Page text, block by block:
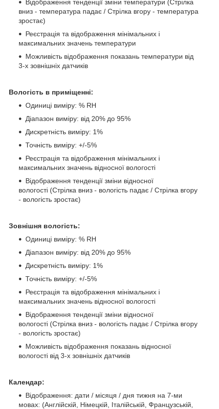
Відображення тенденції зміни температури (Стрілка
вниз - температура падає / Стрілка вгору - температура
зростає)
Реєстрація та відображення мінімальних і
максимальних значень температури
Можливість відображення показань температури від
3-х зовнішніх датчиків
Вологість в приміщенні:
Одиниці виміру: % RH
Діапазон виміру: від 20% до 95%
Дискретність виміру: 1%
Точність виміру: +/-5%
Реєстрація та відображення мінімальних і
максимальних значень відносної вологості
Відображення тенденції зміни відносної
вологості (Стрілка вниз - вологість падає / Стрілка вгору
- вологість зростає)
Зовнішня вологість:
Одиниці виміру: % RH
Діапазон виміру: від 20% до 95%
Дискретність виміру: 1%
Точність виміру: +/-5%
Реєстрація та відображення мінімальних і
максимальних значень відносної вологості
Відображення тенденції зміни відносної
вологості (Стрілка вниз - вологість падає / Стрілка вгору
- вологість зростає)
Можливість відображення показань відносної
вологості від 3-х зовнішніх датчиків
Календар:
Відображення: дати / місяця / дня тижня на 7-ми
мовах: (Англійскій, Німецкій, Італійській, Французській,